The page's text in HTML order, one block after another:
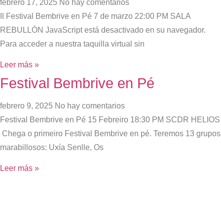
febrero 17, 2025 No hay comentarios
II Festival Bembrive en Pé 7 de marzo 22:00 PM SALA
REBULLÓN JavaScript está desactivado en su navegador.
Para acceder a nuestra taquilla virtual sin
Leer más »
Festival Bembrive en Pé
febrero 9, 2025 No hay comentarios
Festival Bembrive en Pé 15 Febreiro 18:30 PM SCDR HELIOS
Chega o primeiro Festival Bembrive en pé. Teremos 13 grupos
marabillosos: Uxía Senlle, Os
Leer más »